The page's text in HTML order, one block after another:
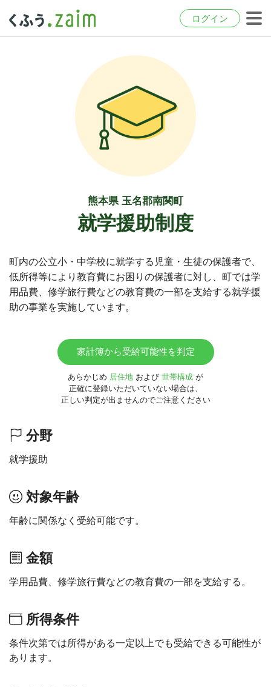
ログイン
熊本県 玉名郡南関町
就学援助制度
町内の公立小・中学校に就学する児童・生徒の保護者で、
低所得等により教育費にお困りの保護者に対し、町では学
用品費、修学旅行費などの教育費の一部を支給する就学援
助の事業を実施しています。
家計簿から受給可能性を判定
あらかじめ 居住地 および 世帯構成 が
正確に登録いただいていない場合は、
正しい判定が出ませんのでご注意ください
分野
就学援助
対象年齢
年齢に関係なく受給可能です。
金額
学用品費、修学旅行費などの教育費の一部を支給する。
所得条件
条件次第では所得がある一定以上でも受給できる可能性が
あります。